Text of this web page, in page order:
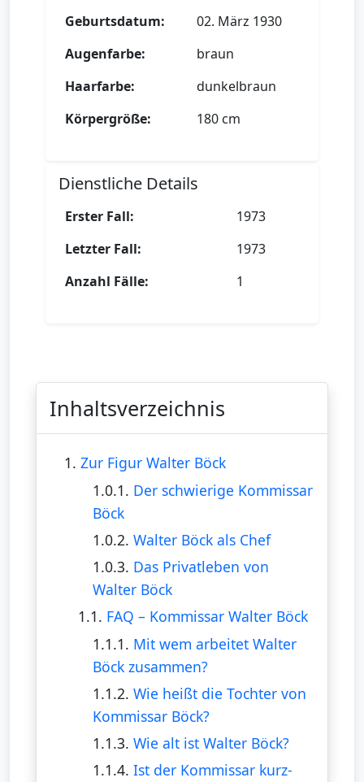
Geburtsdatum:
02. März 1930
Augenfarbe:
braun
Haarfarbe:
dunkelbraun
Körpergröße:
180 cm
Dienstliche Details
Erster Fall:
1973
Letzter Fall:
1973
Anzahl Fälle:
1
Inhaltsverzeichnis
1. Zur Figur Walter Böck
1.0.1. Der schwierige Kommissar
Böck
1.0.2. Walter Böck als Chef
1.0.3. Das Privatleben von
Walter Böck
1.1. FAQ – Kommissar Walter Böck
1.1.1. Mit wem arbeitet Walter
Böck zusammen?
1.1.2. Wie heißt die Tochter von
Kommissar Böck?
1.1.3. Wie alt ist Walter Böck?
1.1.4. Ist der Kommissar kurz-